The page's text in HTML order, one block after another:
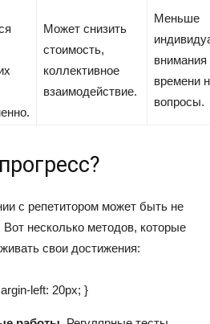
Может снизить
стоимость,
коллективное
взаимодействие.
Меньше
внимания
времени
вопросы.
с репетитором может быть не
Вот несколько методов, которые
свои достижения:
left: 20px; }